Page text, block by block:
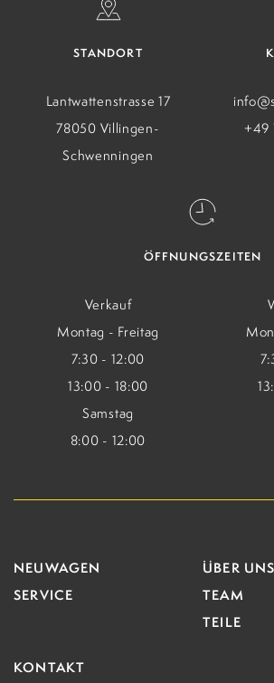
STANDORT
Lantwattenstrasse 17
78050 Villingen-
Schwenningen
ÖFFNUNGSZEITEN
Verkauf
Montag - Freitag
7:30 - 12:00
13:00 - 18:00
Samstag
8:00 - 12:00
+49
NEUWAGEN
SERVICE
ÜBER UNS
TEAM
TEILE
KONTAKT